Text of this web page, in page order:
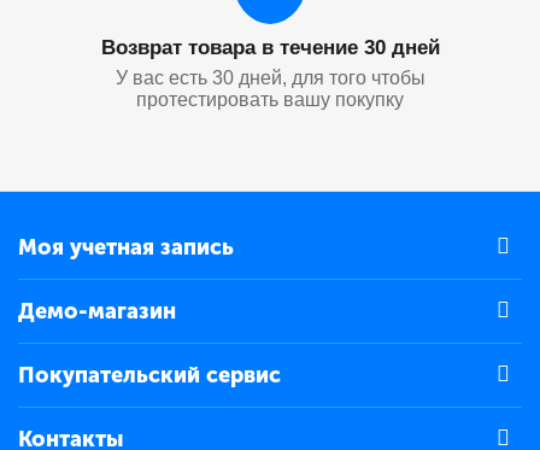
Возврат товара в течение 30 дней
У вас есть 30 дней, для того чтобы
протестировать вашу покупку
Моя учетная запись
Демо-магазин
Покупательский сервис
Контакты